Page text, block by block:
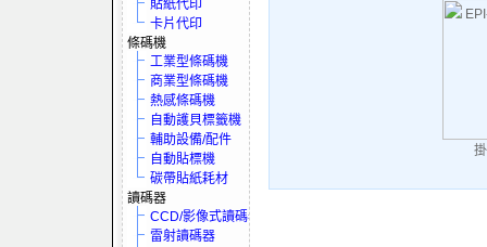
貼紙代印
卡片代印
條碼機
工業型條碼機
商業型條碼機
熱感條碼機
自動護貝標籤機
輔助設備/配件
自動貼標機
碳帶貼紙耗材
讀碼器
CCD/影像式讀碼器
雷射讀碼器